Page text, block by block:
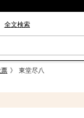
全文検索
東堂尽八